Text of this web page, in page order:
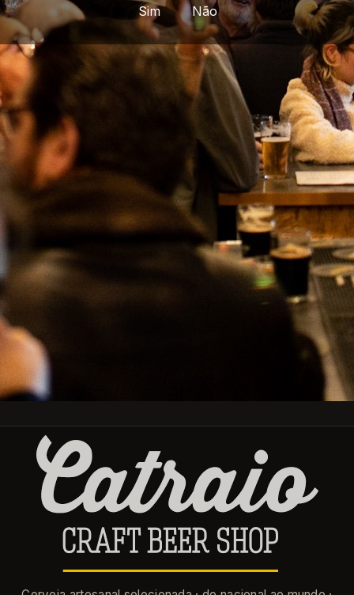
resolver o contrato.)
Para: Catraio Craft Beer Shop, Rua de Cedofeita 256, 4050-174
Porto — info@catraio.pt
Pela presente comunico que resolvo o meu contrato de compra
e venda dos seguintes bens: ____________________
Encomendado em / recebido em: ____________________
Nome do consumidor: ____________________
Morada do consumidor: ____________________
Data: ____________________
Última atualização: [A PREENCHER: data]
Facebook
Instagram
APROVEITE AS NOSSAS ÚLTIMAS NOVIDADES E OFERTAS
Pode cancelar a subscrição a qualquer momento. Para tal, consulte a
Sim Não